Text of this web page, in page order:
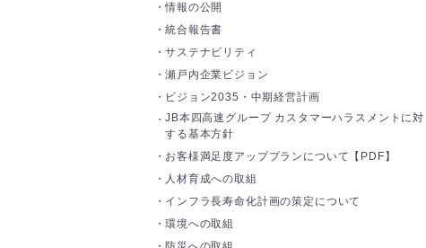
情報の公開
統合報告書
サステナビリティ
瀬戸内企業ビジョン
ビジョン2035・中期経営計画
JB本四高速グループ カスタマーハラスメントに対
する基本方針
お客様満足度アッププランについて【PDF】
人材育成への取組
インフラ長寿命化計画の策定について
環境への取組